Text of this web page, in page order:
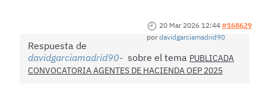
20 Mar 2026 12:44 #168629
pordavidgarciamadrid90
Respuesta de
davidgarciamadrid90
sobre el tema PUBLICADA
CONVOCATORIA AGENTES DE HACIENDA OEP 2025